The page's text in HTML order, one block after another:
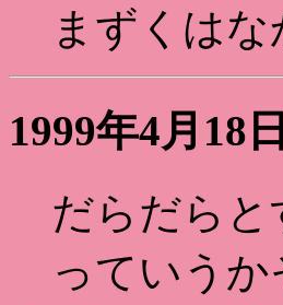
まずくはな
1999年4月18
だらだらと
っていうか